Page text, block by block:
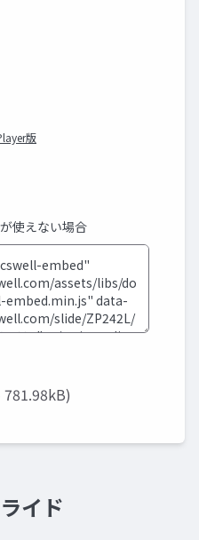
版
使えない場合
イド